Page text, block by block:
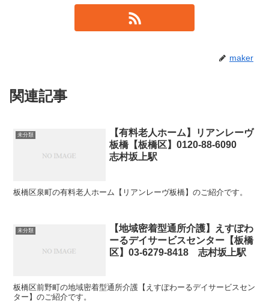
maker
関連記事
未分類
【有料老人ホーム】リアンレーヴ
板橋【板橋区】0120-88-6090
志村坂上駅
板橋区泉町の有料老人ホーム【リアンレーヴ板橋】のご紹介です。
未分類
【地域密着型通所介護】えすぽわ
ーるデイサービスセンター【板橋
区】03-6279-8418 志村坂上駅
板橋区前野町の地域密着型通所介護【えすぽわーるデイサービスセン
ター】のご紹介です。